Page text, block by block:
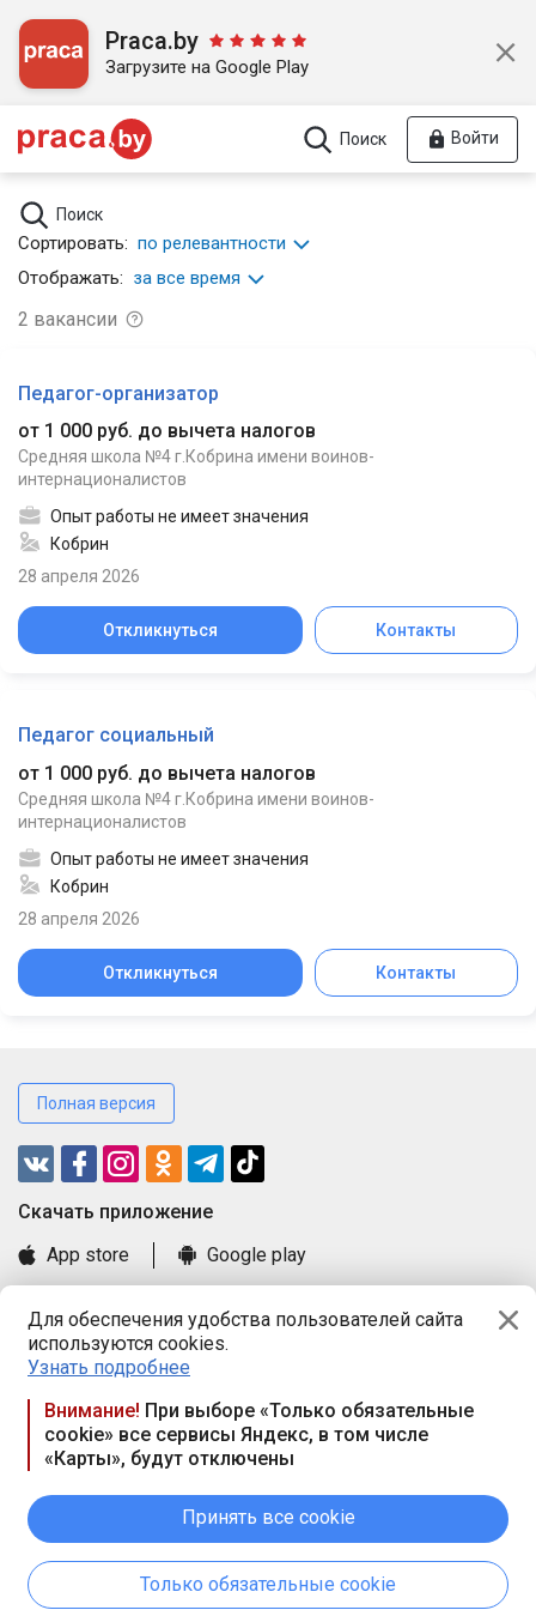
Для обеспечения удобства пользователей сайта
используются cookies.
Узнать подробнее
Внимание! При выборе «Только обязательные
cookie» все сервисы Яндекс, в том числе
«Карты», будут отключены
Принять все cookie
Только обязательные cookie
Praca.by
Загрузите на Google Play
Поиск Войти
Поиск
Сортировать: по релевантности
Отображать: за все время
2 вакансии
Педагог-организатор
от 1 000 руб. до вычета налогов
Средняя школа №4 г.Кобрина имени воинов-
интернационалистов
Опыт работы не имеет значения
Кобрин
28 апреля 2026
Откликнуться Контакты
Педагог социальный
от 1 000 руб. до вычета налогов
Средняя школа №4 г.Кобрина имени воинов-
интернационалистов
Опыт работы не имеет значения
Кобрин
28 апреля 2026
Откликнуться Контакты
Полная версия
Cкачать приложение
App store
Google play
Книга замечаний и предложений
Правила и документы
Praca.by © 2000—2026, ООО «ПРАЦА БАЙ»
Республика Беларусь, 220114, г. Минск, пр-т Независимости
117а, пом. № 9.
вых. дн. — сб., вс.
Режим работы сайта — круглосуточно. E-mail ООО «ПРАЦА
БАЙ» editor@praca.by